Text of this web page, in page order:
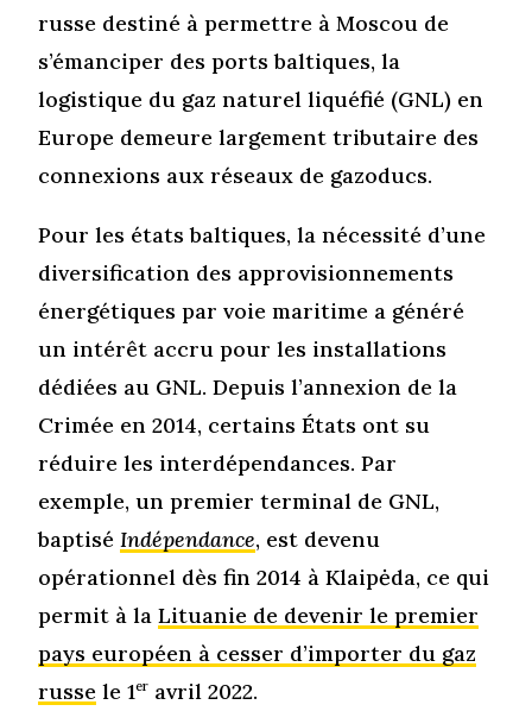
russe destiné à permettre à Moscou de
s’émanciper des ports baltiques, la
logistique du gaz naturel liquéfié (GNL) en
Europe demeure largement tributaire des
connexions aux réseaux de gazoducs.
Pour les états baltiques, la nécessité d’une
diversification des approvisionnements
énergétiques par voie maritime a généré
un intérêt accru pour les installations
dédiées au GNL. Depuis l’annexion de la
Crimée en 2014, certains États ont su
réduire les interdépendances. Par
exemple, un premier terminal de GNL,
baptisé Indépendance, est devenu
opérationnel dès fin 2014 à Klaipėda, ce qui
permit à laLituanie de devenir le premier
pays européen à cesser d’importer du gaz
russe le 1er avril 2022.